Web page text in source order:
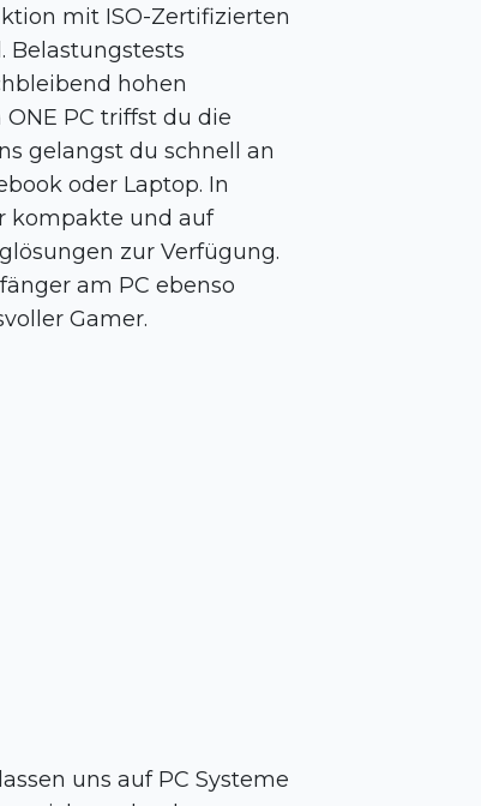
mit ISO-Zertifizierten
Belastungstests
hohen
PC triffst du die
gelangst du schnell an
oder Laptop. In
kompakte und auf
zur Verfügung.
am PC ebenso
Gamer.
uns auf PC Systeme